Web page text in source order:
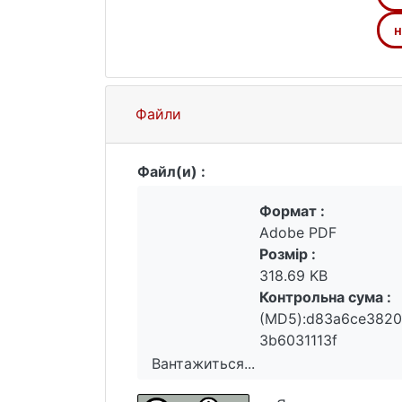
міському просторі, «беруть» від
історичного моделювання,
дослідники як М. Каган, К.
Файли
Файл(и) :
Вантажиться...
Вантажиться...
Формат :
Adobe PDF
Розмір :
318.69 KB
Контрольна сума :
3b6031113f